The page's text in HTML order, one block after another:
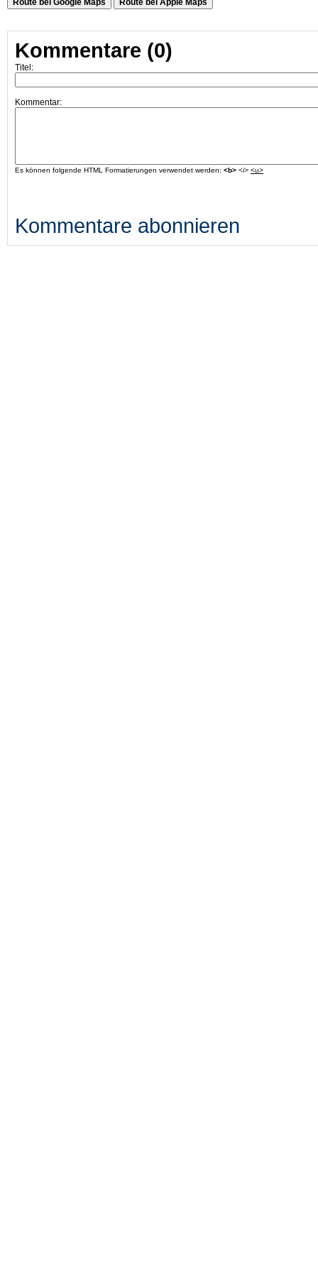
Route bei Google Maps Route bei Apple Maps
Kommentare (0)
Titel:
Kommentar:
Es können folgende HTML Formatierungen verwendet werden: <b> <i> <u>
Kommentare abonnieren